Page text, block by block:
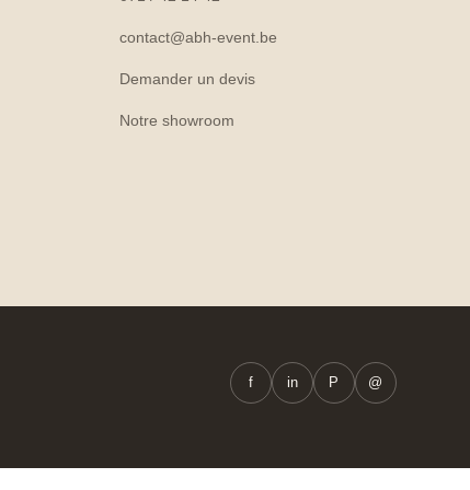
contact@abh-event.be
Demander un devis
Notre showroom
f in P @